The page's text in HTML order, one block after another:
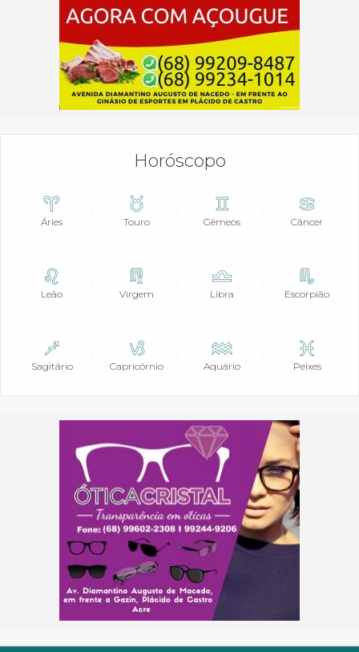
Horóscopo
Áries Touro Gêmeos Câncer
Leão Virgem Libra Escorpião
Sagitário Capricórnio Aquário Peixes